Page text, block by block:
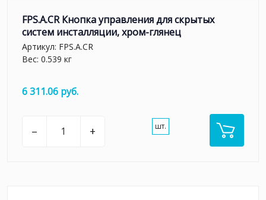
FPS.A.CR Кнопка управления для скрытых
систем инсталляции, xром-глянец
Артикул: FPS.A.CR
Вес: 0.539 кг
6 311.06 руб.
– + шт.